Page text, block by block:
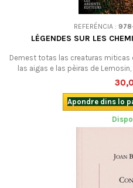
REFERÉNCIA :
LÉGENDES SUR LES
Demest totas las creaturas miticas
las aigas e las pèiras de
luòcs nombroses. Aqueste libre
vos conta una centena de
cresenças e los
Apondre dins lo